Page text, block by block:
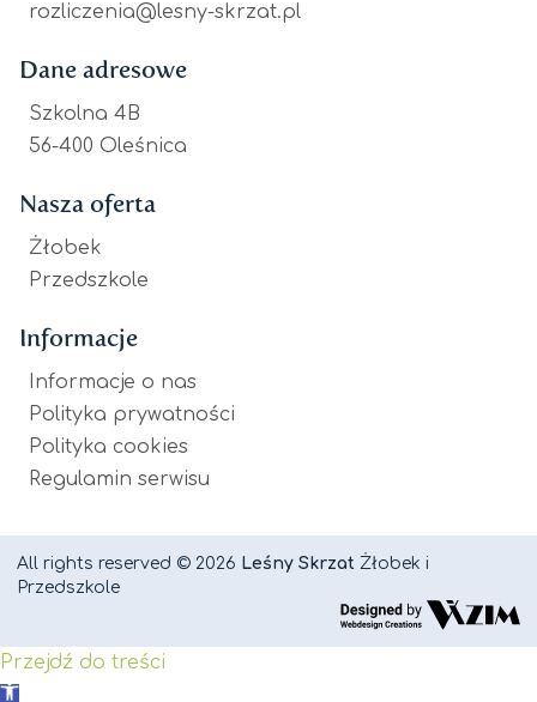
rozliczenia@lesny-skrzat.pl
Dane adresowe
Szkolna 4B
56-400 Oleśnica
Nasza oferta
Żłobek
Przedszkole
Informacje
Informacje o nas
Polityka prywatności
Polityka cookies
Regulamin serwisu
All rights reserved © 2026 Leśny Skrzat Żłobek i
Przedszkole
Przejdź do treści
Otwórz